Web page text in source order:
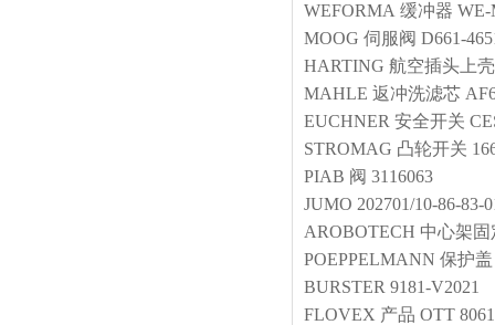
WEFORMA 缓冲器 WE-
MOOG 伺服阀 D661-
HARTING 航空插头上壳
MAHLE 返冲洗滤芯
EUCHNER 安全开关
STROMAG 凸轮开关
PIAB 阀 3116063
JUMO 202701/10-86-
AROBOTECH 中心架固
POEPPELMANN 保护盖
BURSTER 9181-V2021
FLOVEX 产品 OTT